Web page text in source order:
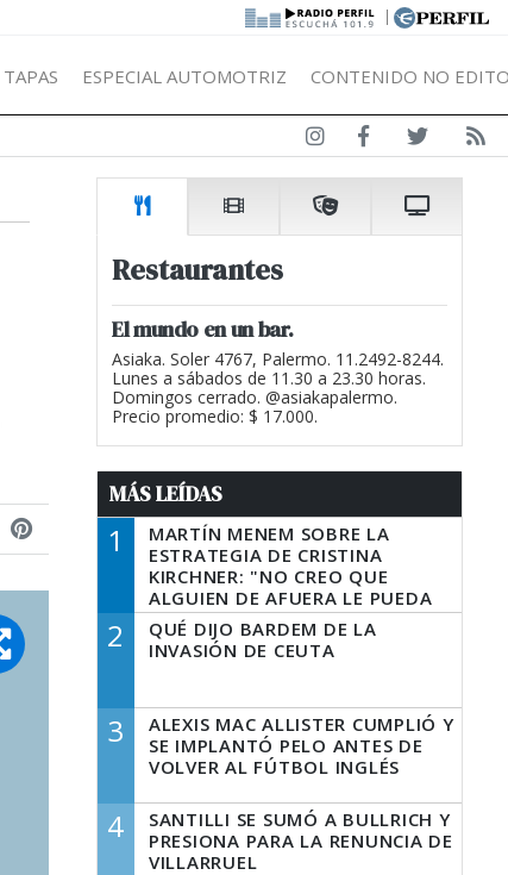
|
TAPAS ESPECIAL AUTOMOTRIZ CONTENIDO NO
Restaurantes
El mundo en un bar.
Asiaka. Soler 4767, Palermo. 11.2492-8244.
Lunes a sábados de 11.30 a 23.30 horas.
Domingos cerrado. @asiakapalermo.
Precio promedio: $ 17.000.
MÁS LEÍDAS
1
MARTÍN MENEM SOBRE LA
ESTRATEGIA DE CRISTINA
KIRCHNER: "NO CREO QUE
ALGUIEN DE AFUERA LE PUEDA
DECIR A LA JUSTICIA LO QUE
TIENE QUE HACER"
2
QUÉ DIJO BARDEM DE LA
INVASIÓN DE CEUTA
3
ALEXIS MAC ALLISTER CUMPLIÓ Y
SE IMPLANTÓ PELO ANTES DE
VOLVER AL FÚTBOL INGLÉS
4
SANTILLI SE SUMÓ A BULLRICH Y
PRESIONA PARA LA RENUNCIA DE
VILLARRUEL